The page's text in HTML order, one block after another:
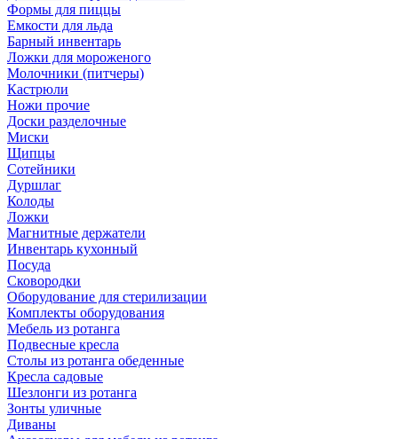
Формы для пиццы
Емкости для льда
Барный инвентарь
Ложки для мороженого
Молочники (питчеры)
Кастрюли
Ножи прочие
Доски разделочные
Миски
Щипцы
Сотейники
Дуршлаг
Колоды
Ложки
Магнитные держатели
Инвентарь кухонный
Посуда
Сковородки
Оборудование для стерилизации
Комплекты оборудования
Мебель из ротанга
Подвесные кресла
Столы из ротанга обеденные
Кресла садовые
Шезлонги из ротанга
Зонты уличные
Диваны